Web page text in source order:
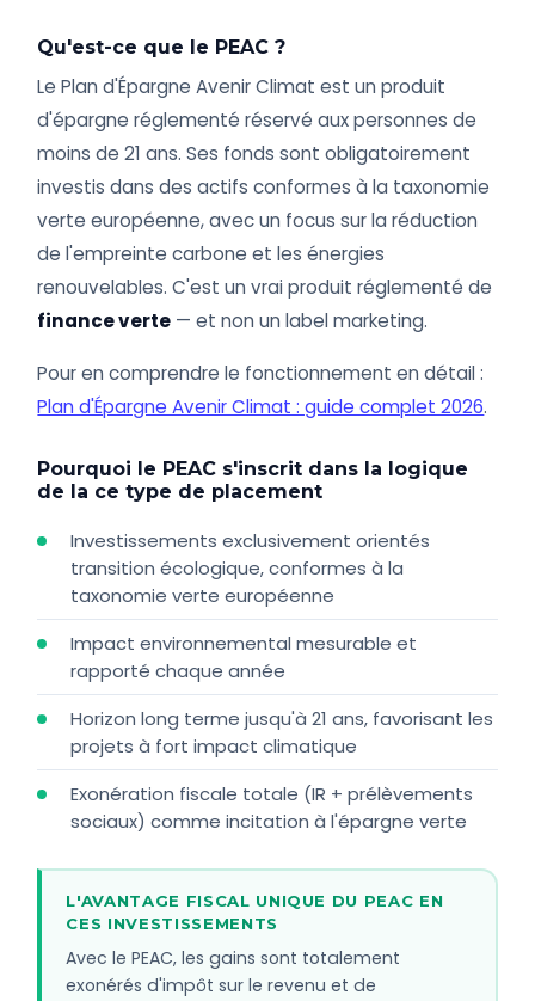
Qu'est-ce que le PEAC ?
Le Plan d'Épargne Avenir Climat est un produit
d'épargne réglementé réservé aux personnes de
moins de 21 ans. Ses fonds sont obligatoirement
investis dans des actifs conformes à la taxonomie
verte européenne, avec un focus sur la réduction
de l'empreinte carbone et les énergies
renouvelables. C'est un vrai produit réglementé de
finance verte — et non un label marketing.
Pour en comprendre le fonctionnement en détail :
Plan d'Épargne Avenir Climat : guide complet 2026.
Pourquoi le PEAC s'inscrit dans la logique
de la ce type de placement
Investissements exclusivement orientés
transition écologique, conformes à la
taxonomie verte européenne
Impact environnemental mesurable et
rapporté chaque année
Horizon long terme jusqu'à 21 ans, favorisant les
projets à fort impact climatique
Exonération fiscale totale (IR + prélèvements
sociaux) comme incitation à l'épargne verte
L'AVANTAGE FISCAL UNIQUE DU PEAC EN
CES INVESTISSEMENTS
Avec le PEAC, les gains sont totalement
exonérés d'impôt sur le revenu et de